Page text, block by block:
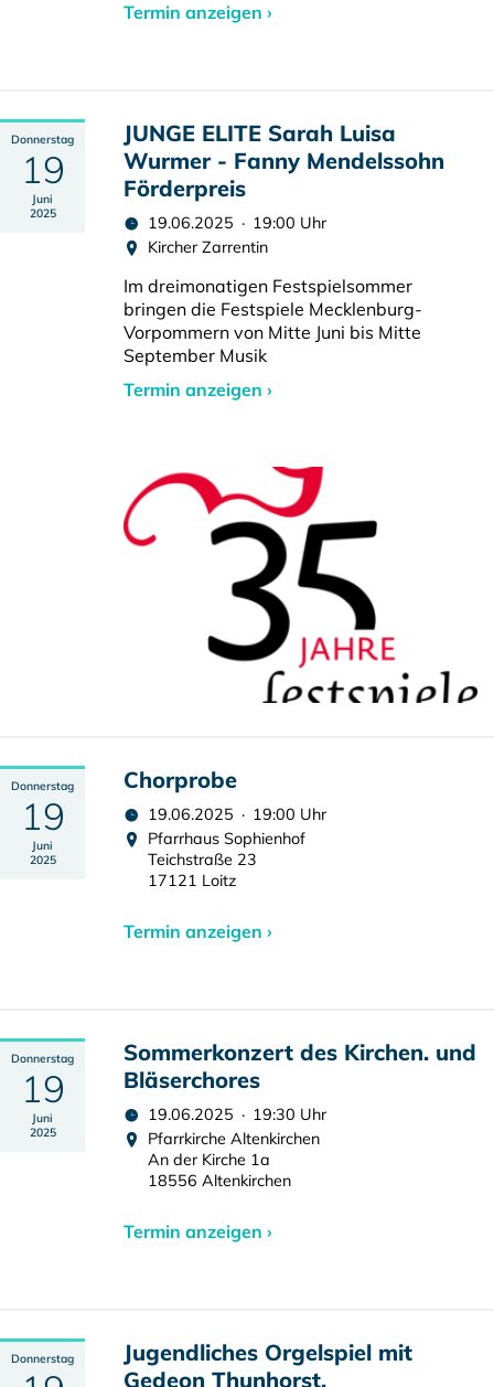
Termin anzeigen ›
Donnerstag
19
Juni
2025
JUNGE ELITE Sarah Luisa
Wurmer - Fanny Mendelssohn
Förderpreis
19.06.2025 · 19:00 Uhr
Kircher Zarrentin
Im dreimonatigen Festspielsommer
bringen die Festspiele Mecklenburg-
Vorpommern von Mitte Juni bis Mitte
September Musik
Termin anzeigen ›
Donnerstag
19
Juni
2025
Chorprobe
19.06.2025 · 19:00 Uhr
Pfarrhaus Sophienhof
Teichstraße 23
17121 Loitz
Termin anzeigen ›
Donnerstag
19
Juni
2025
Sommerkonzert des Kirchen. und
Bläserchores
19.06.2025 · 19:30 Uhr
Pfarrkirche Altenkirchen
An der Kirche 1a
18556 Altenkirchen
Termin anzeigen ›
Donnerstag
Jugendliches Orgelspiel mit
Gedeon Thunhorst.